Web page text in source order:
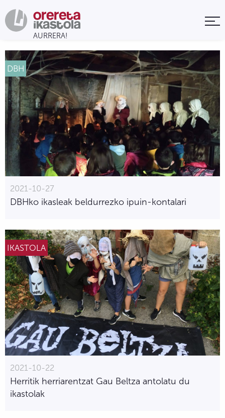
DBH
2021-10-27
DBHko ikasleak beldurrezko ipuin-kontalari
IKASTOLA
2021-10-22
Herritik herriarentzat Gau Beltza antolatu du
ikastolak